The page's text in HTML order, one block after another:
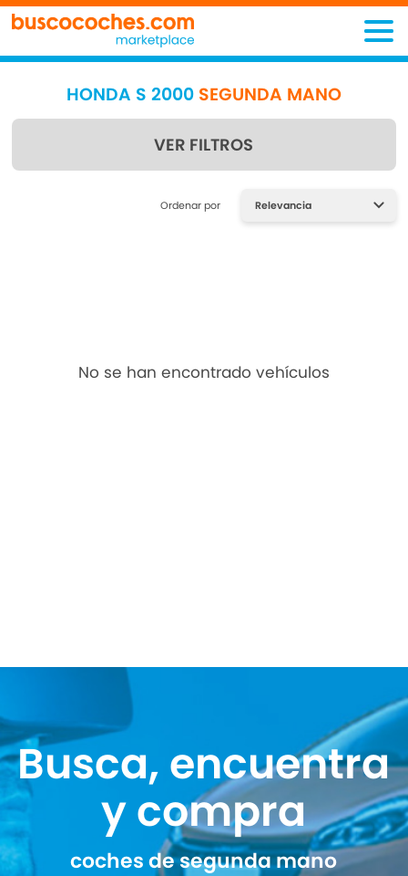
HONDA S 2000 SEGUNDA MANO
VER FILTROS
Encuentra lo que estás
Ordenar por
No se han encontrado vehículos
Busca, encuentra
y compra
coches de segunda mano